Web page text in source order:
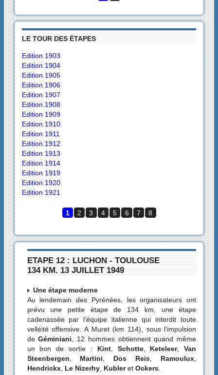
LE TOUR DES ÉTAPES
Edition 1903
Edition 1904
Edition 1905
Edition 1906
Edition 1907
Edition 1908
Edition 1909
Edition 1910
Edition 1911
Edition 1912
Edition 1913
Edition 1914
Edition 1919
Edition 1920
Edition 1921
1 2 3 4 5 6 7 8
ETAPE 12 : LUCHON - TOULOUSE
134 KM. 13 JUILLET 1949
Une étape moderne
Au lendemain des Pyrénées, les organisateurs ont
prévu une petite étape de 134 km, une étape
cadenassée par l’équipe italienne qui interdit toute
velléité offensive. A Muret (km 114), sous l’impulsion
deGéminiani, 12 hommes obtiennent quand même
un bon de sortie : Kint, Schotte, Keteleer,Van
Steenbergen, Martini, Dos Reis, Ramoulux,
Hendrickx, Le Nizerhy, KubleretOckers.